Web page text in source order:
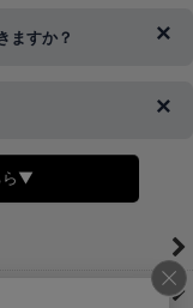
わない場合は変更、
決済・おねだり決
ますか？
ます。
考欄に下記の記載をお
ら▼